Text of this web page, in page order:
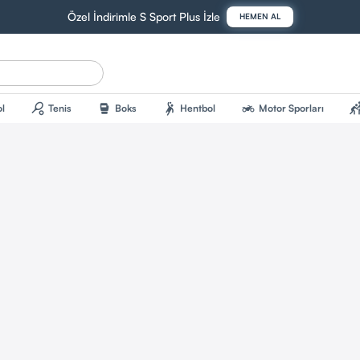
Özel İndirimle S Sport Plus İzle HEMEN AL
sports_tennis Tenis sports_mma Boks sports_handball Hentbol two_wheeler Motor Sporları